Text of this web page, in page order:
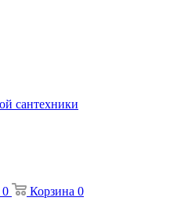
0 Корзина 0